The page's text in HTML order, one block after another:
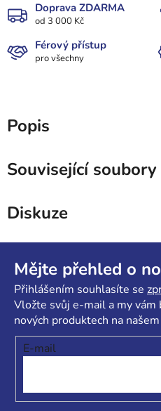
Doprava ZDARMA
od 3 000 Kč
Férový přístup
pro všechny
Popis
Související
Diskuze
Mějte přehled o
Přihlášením souhlasíte se
Vložte svůj e-mail a my vám
nových produktech na
E-mail